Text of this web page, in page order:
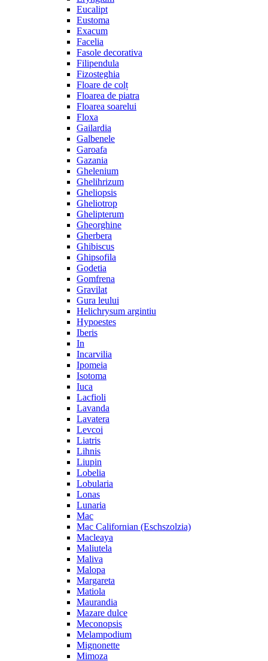
Eucalipt
Eustoma
Exacum
Facelia
Fasole decorativa
Filipendula
Fizosteghia
Floare de colț
Floarea de piatra
Floarea soarelui
Floxa
Gailardia
Galbenele
Garoafa
Gazania
Ghelenium
Ghelihrizum
Gheliopsis
Gheliotrop
Ghelipterum
Gheorghine
Gherbera
Ghibiscus
Ghipsofila
Godetia
Gomfrena
Gravilat
Gura leului
Helichrysum argintiu
Hypoestes
Iberis
In
Incarvilia
Ipomeia
Isotoma
Iuca
Lacfioli
Lavanda
Lavatera
Levcoi
Liatris
Lihnis
Liupin
Lobelia
Lobularia
Lonas
Lunaria
Mac
Mac Californian (Eschszolzia)
Macleaya
Maliutela
Maliva
Malopa
Margareta
Matiola
Maurandia
Mazare dulce
Meconopsis
Melampodium
Mignonette
Mimoza